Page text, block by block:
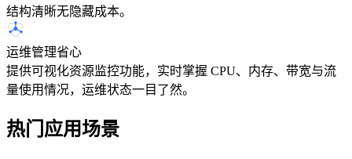
结构清晰无隐藏成本。
运维管理省心
提供可视化资源监控功能，实时掌握 CPU、内存、带宽与流
量使用情况，运维状态一目了然。
热门应用场景